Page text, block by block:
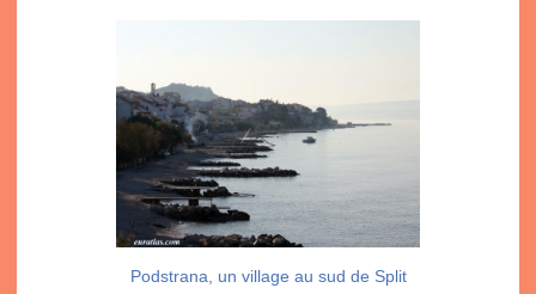
Podstrana, un village au sud de Split